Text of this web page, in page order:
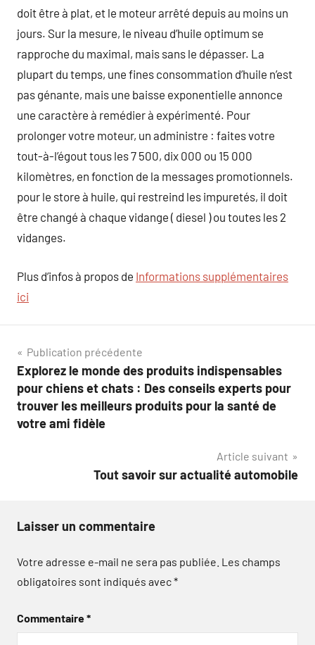
doit être à plat, et le moteur arrêté depuis au moins un
jours. Sur la mesure, le niveau d’huile optimum se
rapproche du maximal, mais sans le dépasser. La
plupart du temps, une fines consommation d’huile n’est
pas génante, mais une baisse exponentielle annonce
une caractère à remédier à expérimenté. Pour
prolonger votre moteur, un administre : faites votre
tout-à-l’égout tous les 7 500, dix 000 ou 15 000
kilomètres, en fonction de la messages promotionnels.
pour le store à huile, qui restreind les impuretés, il doit
être changé à chaque vidange ( diesel ) ou toutes les 2
vidanges.
Plus d’infos à propos de Informations supplémentaires
ici
Navigation
de
l’article
Publication précédente
Explorez le monde des produits indispensables
pour chiens et chats : Des conseils experts pour
trouver les meilleurs produits pour la santé de
votre ami fidèle
Article suivant
Tout savoir sur actualité automobile
Laisser un commentaire
Votre adresse e-mail ne sera pas publiée. Les champs
obligatoires sont indiqués avec*
Commentaire*